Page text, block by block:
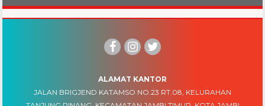
ALAMAT KANTOR
JALAN BRIGJEND KATAMSO NO.23 RT.08, KELURAHAN